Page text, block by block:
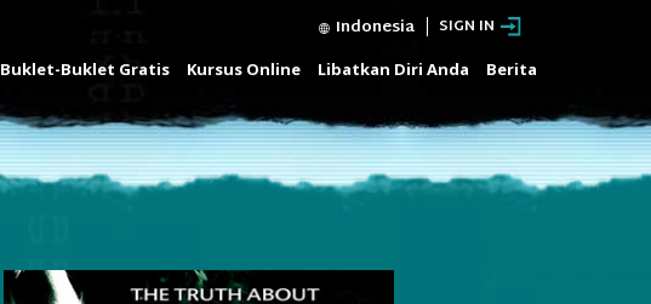
Indonesia SIGN IN
Buklet-Buklet Gratis Kursus Online Libatkan Diri Anda Berita